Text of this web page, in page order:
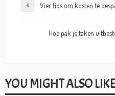
Vier tips om kosten te
Hoe pak je taken
YOU MIGHT ALSO LIKE